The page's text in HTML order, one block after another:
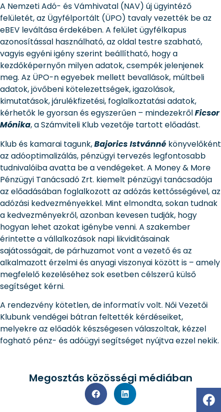
A Nemzeti Adó- és Vámhivatal (NAV) új ügyintéző
felületét, az Ügyfélportált (ÜPO) tavaly vezették be az
eBEV leváltása érdekében. A felület ügyfélkapus
azonosítással használható, az oldal testre szabható,
vagyis egyéni igény szerint beállítható, hogy a
kezdőképernyőn milyen adatok, csempék jelenjenek
meg. Az ÜPO-n egyebek mellett bevallások, múltbeli
adatok, jövőbeni kötelezettségek, igazolások,
kimutatások, járulékfizetési, foglalkoztatási adatok,
kérhetők le gyorsan és egyszerűen – mindezekrőlFicsor
Mónika, a Számviteli Klub vezetője tartott előadást.
Klub és kamarai tagunk,Bajorics Istvánné könyvelőként
az adóoptimalizálás, pénzügyi tervezés legfontosabb
tudnivalóiba avatta be a vendégeket. A Money & More
Pénzügyi Tanácsadó Zrt. kiemelt pénzügyi tanácsadója
az előadásában foglalkozott az adózás kettősségével, az
adózási kedvezményekkel. Mint elmondta, sokan tudnak
a kedvezményekről, azonban kevesen tudják, hogy
hogyan lehet azokat igénybe venni. A szakember
érintette a vállalkozások napi likviditásainak
sajátosságait, de párhuzamot vont a vezető és az
alkalmazott érzelmi és anyagi viszonyai között is – amely
megfelelő kezeléséhez sok esetben célszerű külső
segítséget kérni.
A rendezvény kötetlen, de informatív volt. Női Vezetői
Klubunk vendégei bátran feltették kérdéseiket,
melyekre az előadók készségesen válaszoltak, kézzel
fogható pénz- és adóügyi segítséget nyújtva ezzel nekik.
Megosztás közösségi médiában